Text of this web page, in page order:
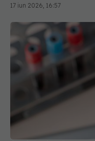
17 iun 2026, 16:57